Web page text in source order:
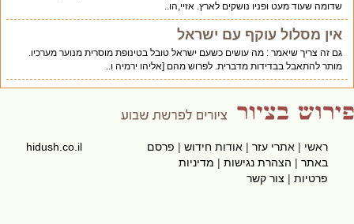
שדומה שעוד מעט ופניו נושקים לארץ. אזיי,הו..
אין מסלול עוקף עם ישראל
גם זה צריך שיאמר : מה עושים כשעם ישראל טובל בטינופת מוסרית מנוער מערכיו.
מותר להתאבל בבדידות מדברית. לפרוש מהם [אליהו ירמיה ו..
ראשי|אתרי עזר|אודות חידוש|פרסם
באתר|הצהרת נגישות|מדיניות
פרטיות|צור קשר
hidush.co.il